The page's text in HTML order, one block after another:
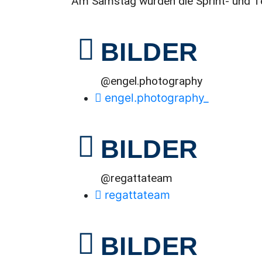
BILDER
@engel.photography
engel.photography_
BILDER
@regattateam
regattateam
BILDER